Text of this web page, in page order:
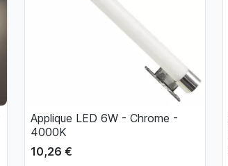
 Aperçu rapide
Applique LED 6W - Chrome -
4000K
10,26 €